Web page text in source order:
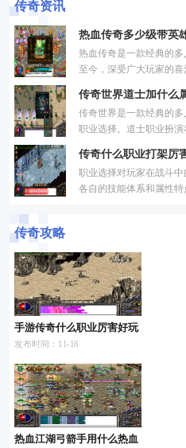
传奇资讯
热血传奇多少级带英
热血传奇是一款经典的
至今，深受广大玩家的
人
传奇世界道士加什么
传奇世界是一款经典的
职业选择。道士职业扮
传奇什么职业打架厉
职业选择对玩家在战斗
各自的技能体系和属性
传奇攻略
手游传奇什么职业厉害好玩
发布时间：11-16
热血江湖弓箭手用什么热血